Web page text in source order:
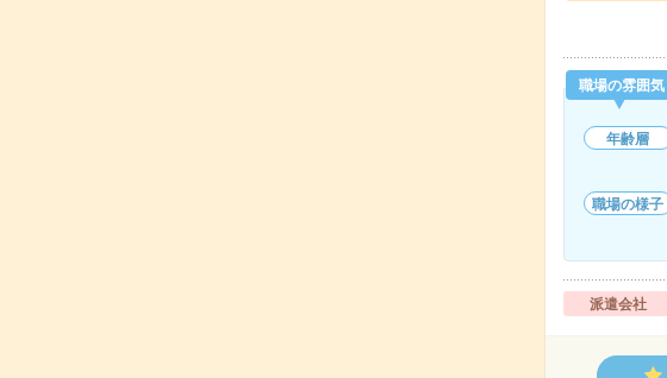
職場の雰囲気
年齢層
職場の様子
派遣会社